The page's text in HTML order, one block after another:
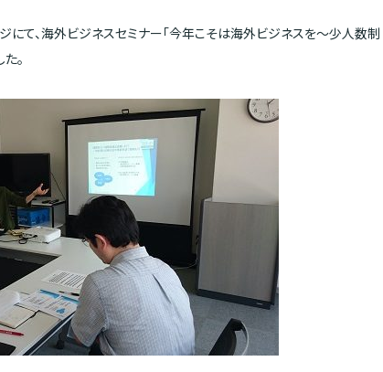
にて、海外ビジネスセミナー「今年こそは海外ビジネスを～少人数制
。